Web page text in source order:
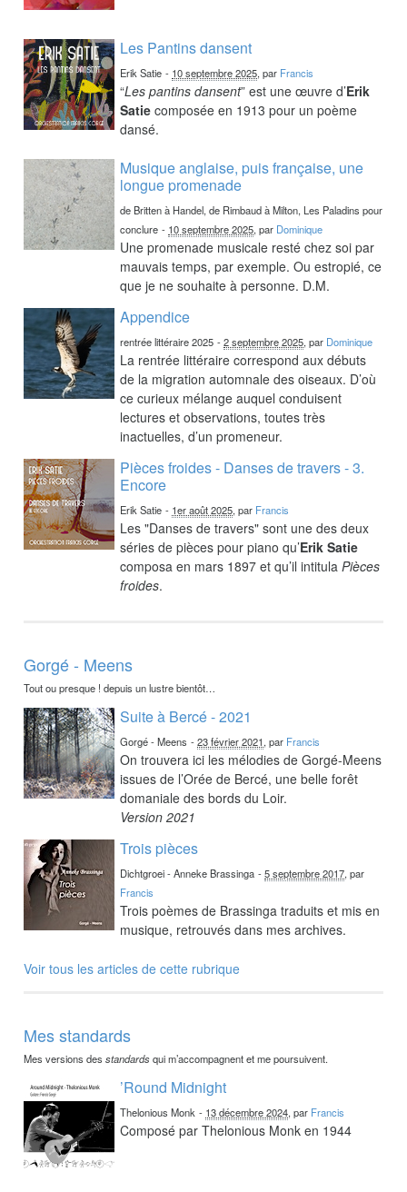
Les Pantins dansent
Erik Satie - 10 septembre 2025, par Francis
“Les pantins dansent” est une œuvre d’Erik
Satie composée en 1913 pour un poème
dansé.
Musique anglaise, puis française, une
longue promenade
de Britten à Handel, de Rimbaud à Milton, Les Paladins pour
conclure - 10 septembre 2025, par Dominique
Une promenade musicale resté chez soi par
mauvais temps, par exemple. Ou estropié, ce
que je ne souhaite à personne. D.M.
Appendice
rentrée littéraire 2025 -2 septembre 2025, par Dominique
La rentrée littéraire correspond aux débuts
de la migration automnale des oiseaux. D’où
ce curieux mélange auquel conduisent
lectures et observations, toutes très
inactuelles, d’un promeneur.
Pièces froides - Danses de travers - 3.
Encore
Erik Satie - 1er août 2025, par Francis
Les "Danses de travers" sont une des deux
séries de pièces pour piano qu’Erik Satie
composa en mars 1897 et qu’il intitulaPièces
froides.
Gorgé - Meens
Tout ou presque ! depuis un lustre bientôt…
Suite à Bercé - 2021
Gorgé - Meens -23 février 2021, par Francis
On trouvera ici les mélodies de Gorgé-Meens
issues de l’Orée de Bercé, une belle forêt
domaniale des bords du Loir.
Version 2021
Trois pièces
Dichtgroei - Anneke Brassinga -5 septembre 2017, par
Francis
Trois poèmes de Brassinga traduits et mis en
musique, retrouvés dans mes archives.
Voir tous les articles de cette rubrique
Mes standards
Mes versions desstandardsqui m’accompagnent et me poursuivent.
’Round Midnight
Thelonious Monk - 13 décembre 2024, par Francis
Composé par Thelonious Monk en 1944